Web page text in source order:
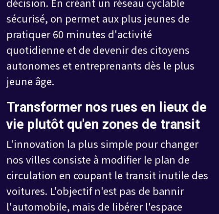
sécurisé, on permet aux plus jeunes de
pratiquer 60 minutes d'activité
quotidienne et de devenir des citoyens
autonomes et entreprenants dès le plus
jeune âge.
Transformer nos rues en lieux de
vie plutôt qu'en zones de transit
L'innovation la plus simple pour changer
nos villes consiste à modifier le plan de
circulation en coupant le transit inutile des
voitures. L'objectif n'est pas de bannir
l'automobile, mais de libérer l'espace